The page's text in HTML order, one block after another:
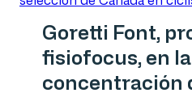
Goretti Font,
fisiofocus, en la
concentración